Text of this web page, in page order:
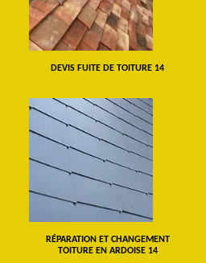
DEVIS FUITE DE TOITURE 14
RÉPARATION ET CHANGEMENT
TOITURE EN ARDOISE 14